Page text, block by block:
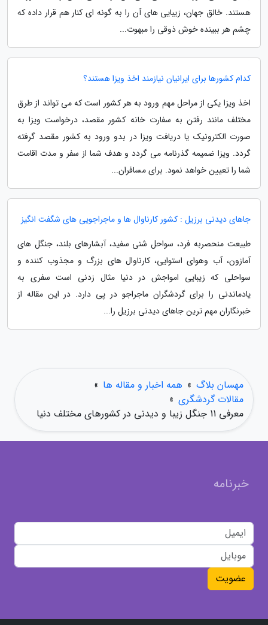
هستند. خالق جهان، زیبایی های آن را به گونه ای کنار هم قرار داده که
چشم هر ببینده خوش ذوقی را مبهوت...
کدام کشورها برای ایرانیان نیازمند اخذ ویزا هستند؟
اخذ ویزا یکی از مراحل مهم ورود به هر کشور است که می تواند از طرق
مختلف مانند رفتن به سفارت خانه کشور مقصد، درخواست ویزا به
صورت الکترونیک یا دریافت ویزا در بدو ورود به کشور مقصد گرفته
گردد. ویزا ضمیمه گذرنامه می گردد و هدف شما از سفر و مدت اقامت
شما را تعیین خواهد نمود. برای مسافران...
جاهای دیدنی برزیل : کشور کارناوال ها و ماجراجویی های شگفت انگیز
طبیعت منحصربه فرد، سواحل شنی سفید، آبشارهای بلند، جنگل های
آمازون، آب وهوای استوایی، کارناوال های بزرگ و مجذوب کننده و
سواحلی که زیبایی امواجش در دنیا مثال زدنی است سفری به
یادماندنی را برای گردشگران ماجراجو در پی دارد. در این مقاله از
خبرنگاران مهم ترین جاهای دیدنی برزیل را...
مهسان بلاگ » همه اخبار و مقاله ها »
مقالات گردشگری »
معرفی 11 جنگل زیبا و دیدنی در کشورهای مختلف دنیا
خبرنامه
عضویت